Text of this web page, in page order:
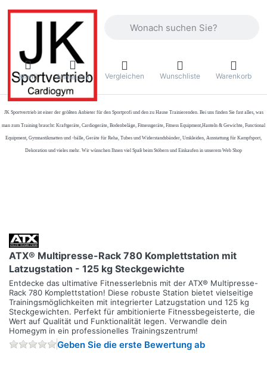
Menü Anmelden Vergleichen Wunschliste Warenkorb
JK Sportvertrieb ist einer der größten Anbieter für den Sportprofi und den zu Hause Trainierenden. Bei uns finden Sie fast alles, was
man zum Training braucht: Kraftgeräte, Cardiogeräte, Bodenbeläge, Fitnessgeräte, Fitness Equipment,Hanteln & Gewichte, Functional
Equipment, Gymnastikmatten und -bälle, Geräte für Reha, Tubes und Widerstandsbänder, Umkleiden, Ausstattung für Kampfsport,
Dekoration und vieles mehr. Wir wünschen Ihnen viel Spaß beim Stöbern und Einkaufen in unserem Web Shop
ATX® Multipresse-Rack 780 Komplettstation mit
Latzugstation - 125 kg Steckgewichte
Entdecke das ultimative Fitnesserlebnis mit der ATX® Multipresse-
Rack 780 Komplettstation! Diese robuste Station bietet vielseitige
Trainingsmöglichkeiten mit integrierter Latzugstation und 125 kg
Steckgewichten. Perfekt für ambitionierte Fitnessbegeisterte, die
Wert auf Qualität und Funktionalität legen. Verwandle dein
Homegym in ein professionelles Trainingszentrum!
Geben Sie die erste Bewertung ab